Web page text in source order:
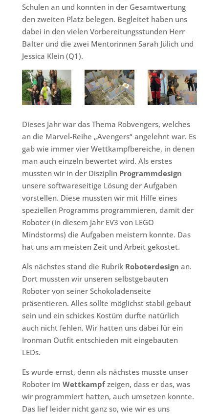
Schulen an und konnten in der Gesamtwertung
den zweiten Platz belegen. Begleitet haben uns
dabei in den vielen Vorbereitungsstunden Herr
Balter und die zwei Mentorinnen Sarah Jülich und
Jessica Klein (Q1).
Dieses Jahr war das Thema Robvengers, welches
an die Marvel-Reihe „Avengers“ angelehnt war. Es
gab wie immer vier Wettkampfbereiche, in denen
man auch einzeln bewertet wird. Als erstes
mussten wir in der Disziplin Programmdesign
unsere softwareseitige Lösung der Aufgaben
vorstellen. Diese mussten wir mit Hilfe eines
speziellen Programms programmieren, damit der
Roboter (in diesem Jahr EV3 von LEGO
Mindstorms) die Aufgaben meistern konnte. Das
hat uns am meisten Zeit und Arbeit gekostet.
Als nächstes stand die Rubrik Roboterdesign an.
Dort mussten wir unseren selbstgebauten
Roboter von seiner Schokoladenseite
präsentieren. Alles sollte möglichst stabil gebaut
sein und ein schickes Kostüm durfte natürlich
auch nicht fehlen. Wir hatten uns dabei für ein
Ironman Outfit entschieden mit eingebauten
LEDs.
Es wurde ernst, denn als nächstes musste unser
Roboter im Wettkampfzeigen, dass er das, was
wir programmiert hatten, auch umsetzen konnte.
Das lief leider nicht ganz so, wie wir es uns